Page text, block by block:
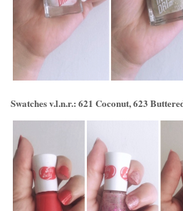
Swatches v.l.n.r.: 621 Coconut, 623